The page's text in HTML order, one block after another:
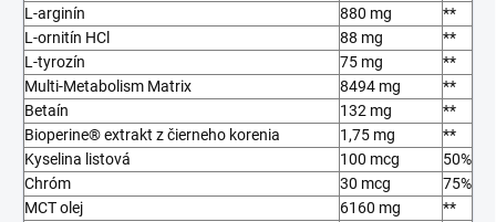
L-arginín
880 mg
**
L-ornitín HCl
88 mg
**
L-tyrozín
75 mg
**
Multi-Metabolism Matrix
8494 mg
**
Betaín
132 mg
**
Bioperine® extrakt z čierneho korenia
1,75 mg
**
Kyselina listová
100 mcg
50%
Chróm
30 mcg
75%
MCT olej
6160 mg
**